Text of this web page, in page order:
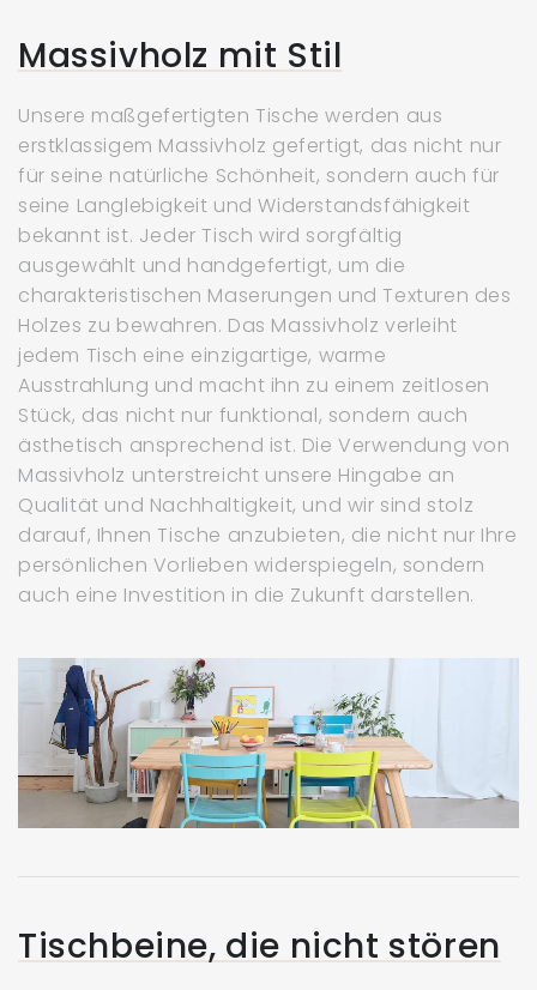
Massivholz mit Stil
Unsere maßgefertigten Tische werden aus
erstklassigem Massivholz gefertigt, das nicht nur
für seine natürliche Schönheit, sondern auch für
seine Langlebigkeit und Widerstandsfähigkeit
bekannt ist. Jeder Tisch wird sorgfältig
ausgewählt und handgefertigt, um die
charakteristischen Maserungen und Texturen des
Holzes zu bewahren. Das Massivholz verleiht
jedem Tisch eine einzigartige, warme
Ausstrahlung und macht ihn zu einem zeitlosen
Stück, das nicht nur funktional, sondern auch
ästhetisch ansprechend ist. Die Verwendung von
Massivholz unterstreicht unsere Hingabe an
Qualität und Nachhaltigkeit, und wir sind stolz
darauf, Ihnen Tische anzubieten, die nicht nur Ihre
persönlichen Vorlieben widerspiegeln, sondern
auch eine Investition in die Zukunft darstellen.
Tischbeine, die nicht stören